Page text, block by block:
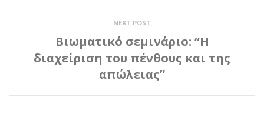
NEXT POST
Βιωματικό σεμινάριο: “Η
διαχείριση του πένθους και της
απώλειας”